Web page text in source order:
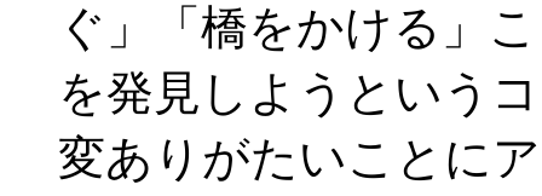
ぐ」「橋をかける」
を発見しようという
変ありがたいことに